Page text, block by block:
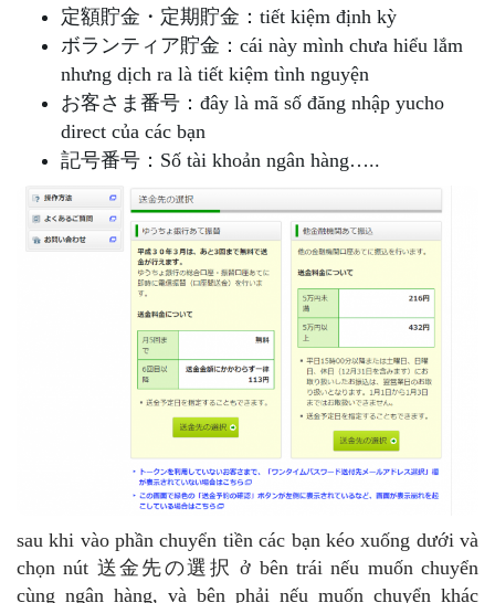
定額貯金・定期貯金：tiết kiệm định kỳ
ボランティア貯金：cái này mình chưa hiểu lắm
nhưng dịch ra là tiết kiệm tình nguyện
お客さま番号：đây là mã số đăng nhập yucho
direct của các bạn
記号番号：Số tài khoản ngân hàng…..
sau khi vào phần chuyển tiền các bạn kéo xuống dưới và
chọn nút 送金先の選択 ở bên trái nếu muốn chuyển
cùng ngân hàng, và bên phải nếu muốn chuyển khác